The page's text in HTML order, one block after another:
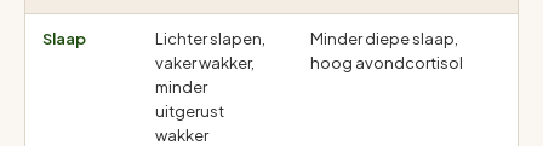
Slaap
Lichter slapen,
vaker wakker,
minder
uitgerust
wakker
Minder diepe slaap,
hoog avondcortisol